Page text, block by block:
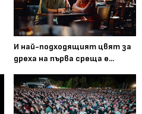
И най-подходящият цвят за
дреха на първа среща е...